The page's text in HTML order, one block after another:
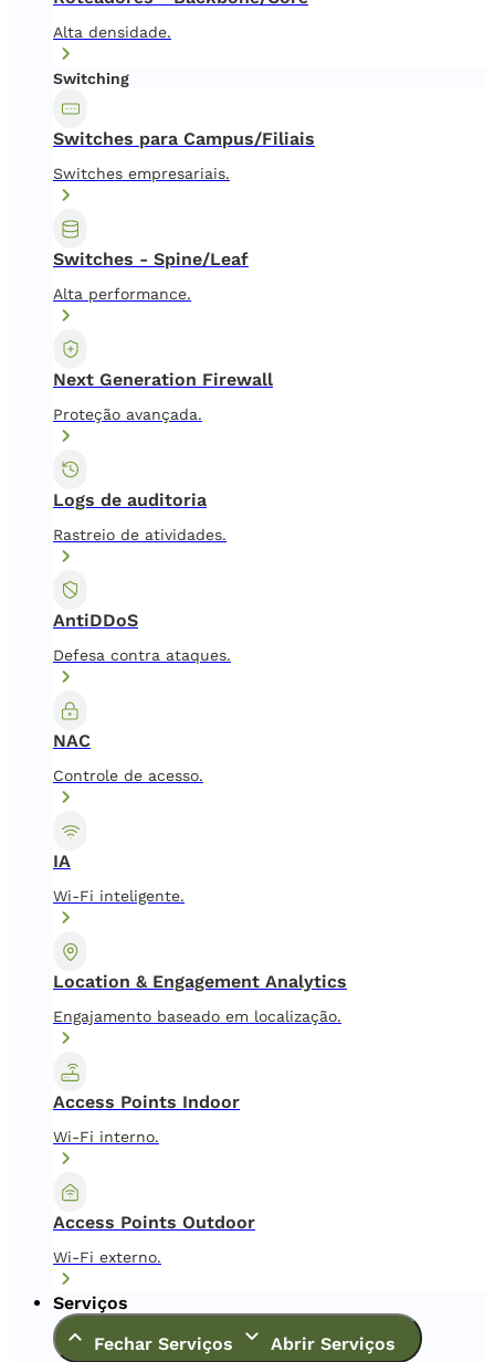
Alta densidade.
Switching
Switches para Campus/Filiais
Switches empresariais.
Switches - Spine/Leaf
Alta performance.
Next Generation Firewall
Proteção avançada.
Logs de auditoria
Rastreio de atividades.
AntiDDoS
Defesa contra ataques.
NAC
Controle de acesso.
IA
Wi-Fi inteligente.
Location & Engagement Analytics
Engajamento baseado em localização.
Access Points Indoor
Wi-Fi interno.
Access Points Outdoor
Wi-Fi externo.
Serviços
Fechar Serviços
Abrir Serviços